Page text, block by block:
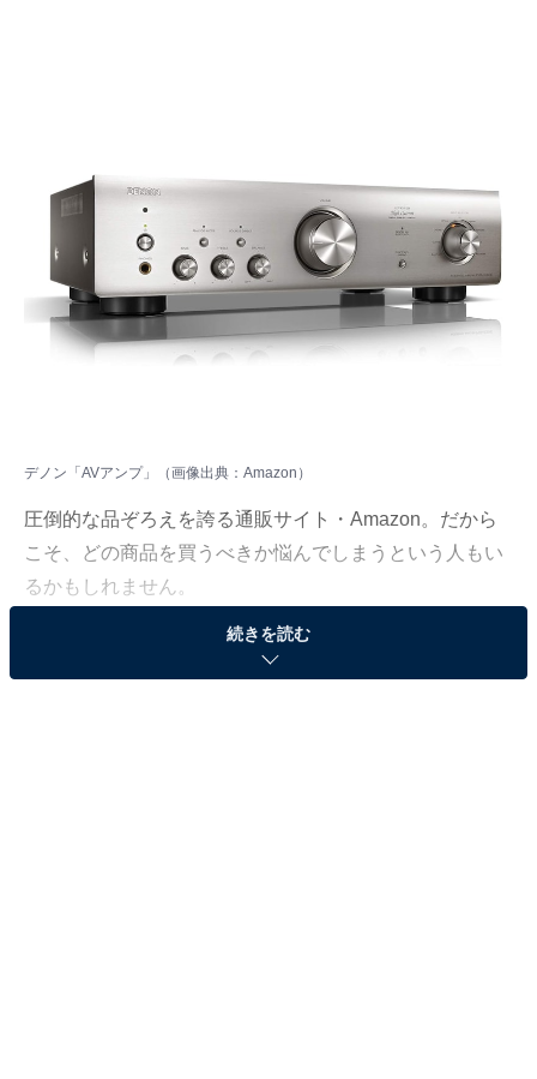
デノン「AVアンプ」（画像出典：Amazon）
圧倒的な品ぞろえを誇る通販サイト・Amazon。だから
こそ、どの商品を買うべきか悩んでしまうという人もい
るかもしれません。
そんな人に向けて、Amazonで売れ筋ランキング1位を獲
続きを読む